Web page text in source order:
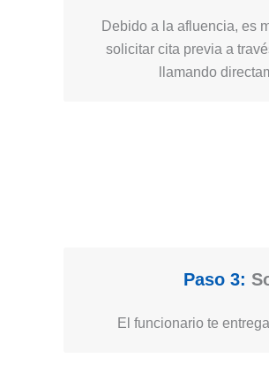
Debido a la afluencia, es
solicitar cita previa a
llamando
Paso 3:
El funcionario te